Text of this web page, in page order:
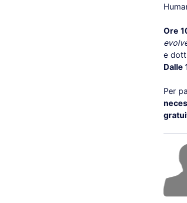
Ore
e
Dalle
Per